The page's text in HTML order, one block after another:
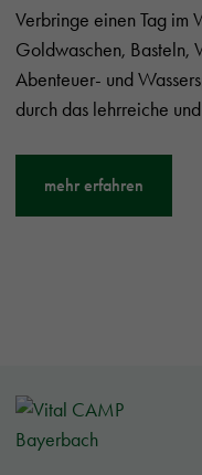
Verbringe einen Tag im
Goldwaschen, Basteln,
Abenteuer- und
durch das lehrreiche
mehr erfahren